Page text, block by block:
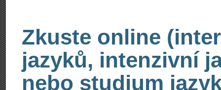
Zkuste online
jazyků, intenzivní
nebo studium